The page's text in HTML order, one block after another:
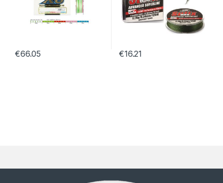
€66.05 €16.21